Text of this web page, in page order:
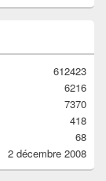
612423
6216
7370
418
68
2 décembre 2008